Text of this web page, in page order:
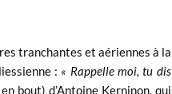
tranchantes et aériennes à la
: « Rappelle moi, tu dis
bout) d’Antoine Kerninon, qui